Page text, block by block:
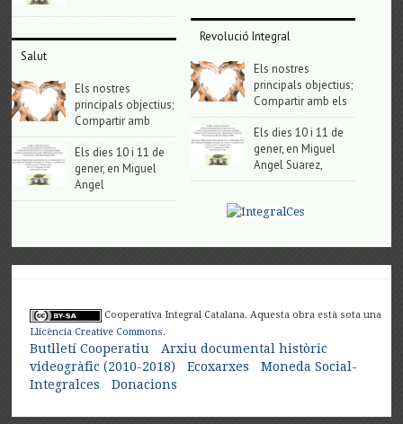
Salut
Els nostres
principals objectius;
Compartir amb
Els dies 10 i 11 de
gener, en Miguel
Angel
Revolució Integral
Els nostres
principals objectius;
Compartir amb els
Els dies 10 i 11 de
gener, en Miguel
Angel Suarez,
Cooperativa Integral Catalana. Aquesta obra està sota una
Llicència Creative Commons.
Butlletí Cooperatiu
Arxiu documental històric
videogràfic (2010-2018)
Ecoxarxes
Moneda Social-
Integralces
Donacions